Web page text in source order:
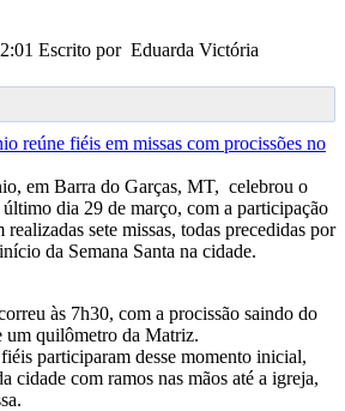
Escrito por Eduarda Victória
em Barra do Garças, MT, celebrou o
dia 29 de março, com a participação
sete missas, todas precedidas por
da Semana Santa na cidade.
às 7h30, com a procissão saindo do
um quilômetro da Matriz.
participaram desse momento inicial,
cidade com ramos nas mãos até a igreja,